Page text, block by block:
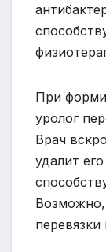
При
уролог
Врач
удалит
Возможно,